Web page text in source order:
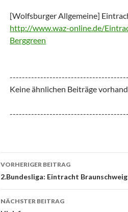
[Wolfsburger Allgemeine]
http://www.waz-online.de/
Berggreen
Keine ähnlichen Beiträge
Beitrags-
Navigation
VORHERIGER BEITRAG
2.Bundesliga: Eintracht Braunschweig
NÄCHSTER BEITRAG